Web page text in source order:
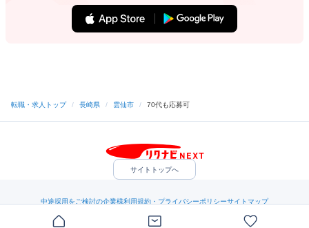
転職・求人トップ / 長崎県 / 雲仙市 / 70代も応募可
サイトトップへ
中途採用をご検討の企業様利用規約・プライバシーポリシーサイトマップ
（C）Indeed Inc.